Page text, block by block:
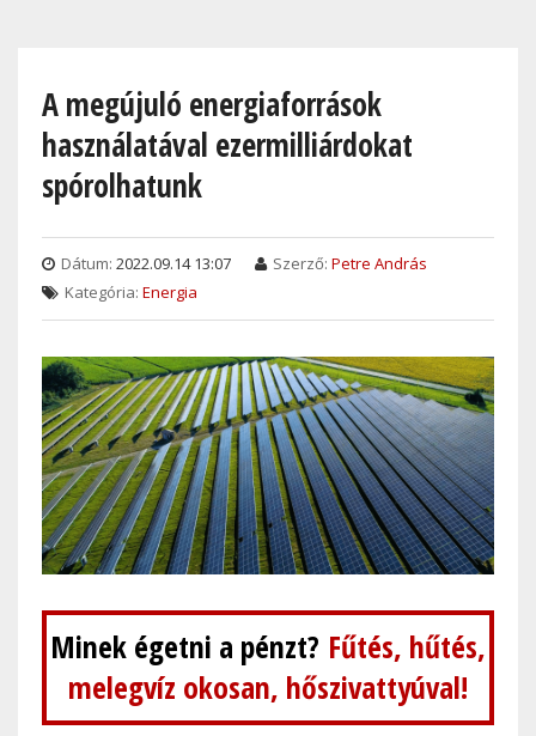
contentA megújuló energiaforrások
használatával ezermilliárdokat
spórolhatunk
Dátum: 2022.09.14 13:07 Szerző: Petre András
Kategória: Energia
Minek égetni a pénzt? Fűtés, hűtés,
melegvíz okosan, hőszivattyúval!